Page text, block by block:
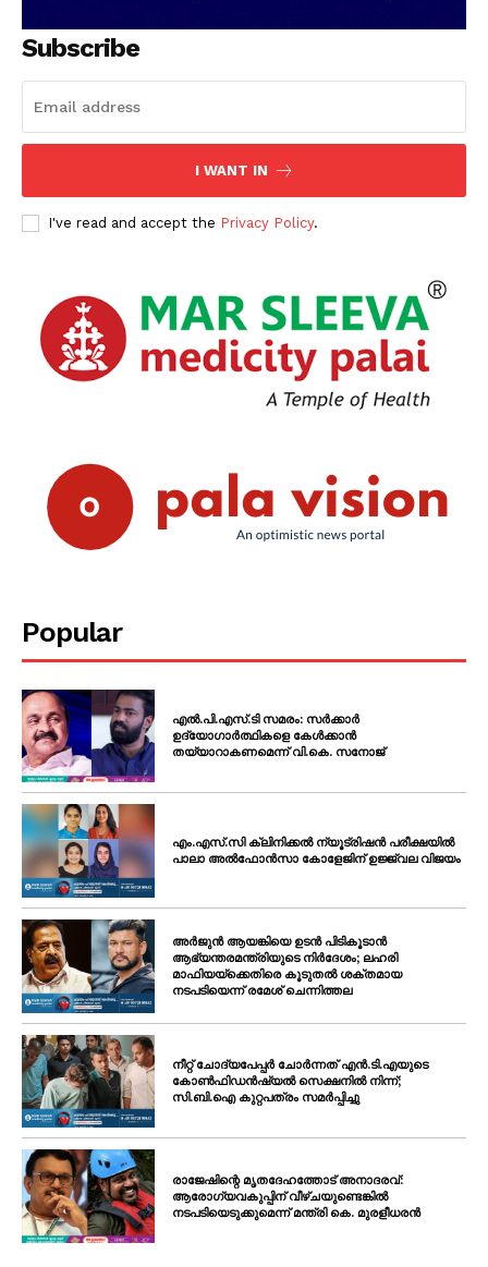
Subscribe
I WANT IN
I've read and accept the Privacy Policy.
Popular
എൽ.പി.എസ്.ടി സമരം: സർക്കാർ
ഉദ്യോഗാർത്ഥികളെ കേൾക്കാൻ
തയ്യാറാകണമെന്ന് വി.കെ. സനോജ്
എം.എസ്.സി ക്ലിനിക്കൽ ന്യൂട്രിഷൻ പരീക്ഷയിൽ
പാലാ അൽഫോൻസാ കോളേജിന് ഉജ്ജ്വല വിജയം
അർജുൻ ആയങ്കിയെ ഉടൻ പിടികൂടാൻ
ആഭ്യന്തരമന്ത്രിയുടെ നിർദേശം; ലഹരി
മാഫിയയ്ക്കെതിരെ കൂടുതൽ ശക്തമായ
നടപടിയെന്ന് രമേശ് ചെന്നിത്തല
നീറ്റ് ചോദ്യപേപ്പർ ചോർന്നത് എൻ.ടി.എയുടെ
കോൺഫിഡൻഷ്യൽ സെക്ഷനിൽ നിന്ന്;
സി.ബി.ഐ കുറ്റപത്രം സമർപ്പിച്ചു
രാജേഷിന്റെ മൃതദേഹത്തോട് അനാദരവ്:
ആരോഗ്യവകുപ്പിന് വീഴ്ചയുണ്ടെങ്കിൽ
നടപടിയെടുക്കുമെന്ന് മന്ത്രി കെ. മുരളീധരൻ